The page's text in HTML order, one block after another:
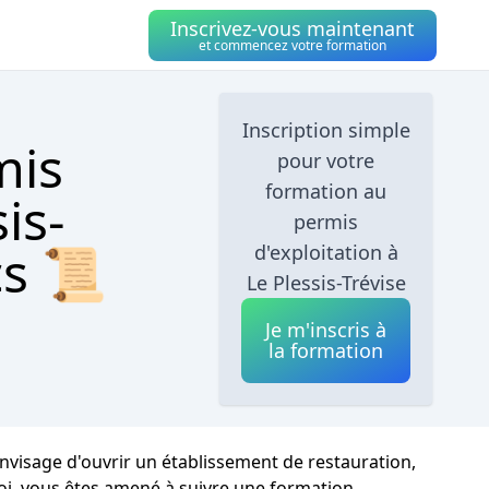
Inscrivez-vous maintenant
et commencez votre formation
📜
Inscription simple
pour votre
formation au
permis
d'exploitation à
Le Plessis-Trévise
Je m'inscris à
la formation
d'ouvrir un établissement de restauration,